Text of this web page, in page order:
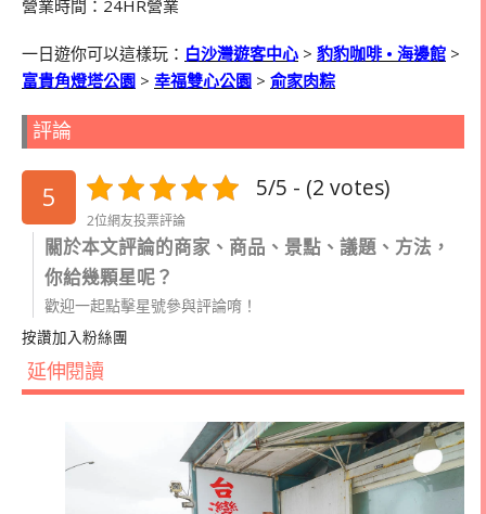
營業時間： 24HR營業
一日遊你可以這樣玩： 白沙灣遊客中心 > 豹豹咖啡 • 海邊館 >
富貴角燈塔公園 > 幸福雙心公園 > 俞家肉粽
評論
5 5/5 - (2 votes)
2位網友投票評論
關於本文評論的商家、商品、景點、議題、方法，
你給幾顆星呢？
歡迎一起點擊星號參與評論唷！
按讚加入粉絲團
延伸閱讀